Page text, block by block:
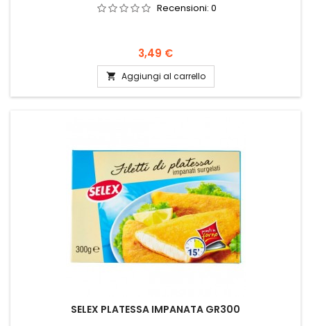
Recensioni: 0
Prezzo
3,49 €
 Aggiungi al carrello
SELEX PLATESSA IMPANATA GR300